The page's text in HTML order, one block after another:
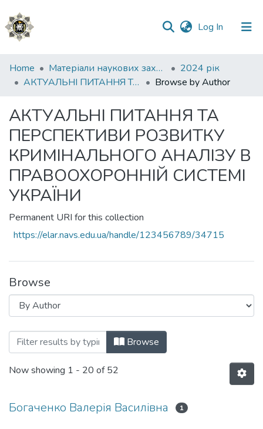
Log In (current)
Communities
&
All of DSpace
Home Матеріали наукових заходів
2024 рік
АКТУАЛЬНІ ПИТАННЯ ТА ПЕРСПЕКТИВИ РОЗВИТКУ КРИМІНАЛЬНОГО АНАЛІЗУ В ПРАВООХОРОННІЙ СИСТЕМІ УКРАЇНИ
Browse by Author
АКТУАЛЬНІ ПИТАННЯ ТА
ПЕРСПЕКТИВИ РОЗВИТКУ
КРИМІНАЛЬНОГО АНАЛІЗУ В
ПРАВООХОРОННІЙ СИСТЕМІ
УКРАЇНИ
Permanent URI for this collection
https://elar.navs.edu.ua/handle/123456789/34715
Browse
Browsing АКТУАЛЬНІ ПИТАННЯ ТА
Browse
Now showing 1 - 20 of 52
Богаченко Валерія Василівна 1